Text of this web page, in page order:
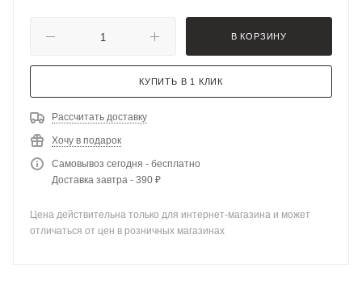
В КОРЗИНУ
КУПИТЬ В 1 КЛИК
Рассчитать доставку
Хочу в подарок
Самовывоз сегодня - бесплатно
Доставка завтра - 390 ₽
Цена действительна только для интернет-магазина и может
отличаться от цен в розничных магазинах